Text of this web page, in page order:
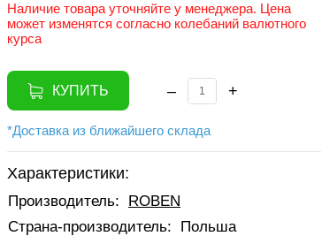
Наличие товара уточняйте у менеджера. Цена
может изменятся согласно колебаний валютного
курса
КУПИТЬ – +
*Доставка из ближайшего склада
Характеристики:
Производитель:
ROBEN
Страна-производитель:
Польша